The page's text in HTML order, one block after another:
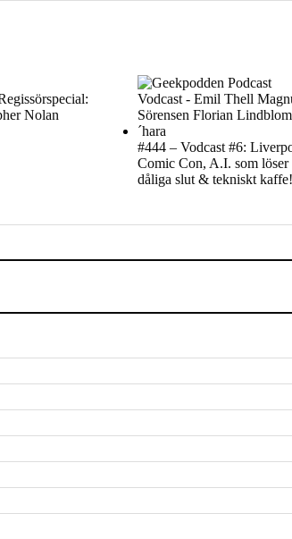
Nolan
#444 – Vodcast #6:
Comic Con, A.I. som löser
dåliga slut & tekniskt kaffe!